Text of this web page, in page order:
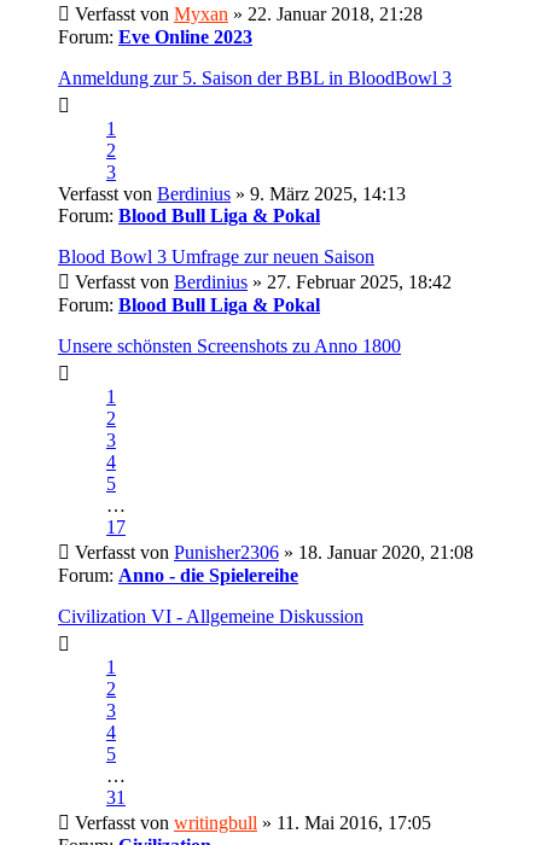
Verfasst von Myxan » 22. Januar 2018, 21:28
Forum: Eve Online 2023
Anmeldung zur 5. Saison der BBL in BloodBowl 3
1
2
3
Verfasst von Berdinius » 9. März 2025, 14:13
Forum: Blood Bull Liga & Pokal
Blood Bowl 3 Umfrage zur neuen Saison
Verfasst von Berdinius » 27. Februar 2025, 18:42
Forum: Blood Bull Liga & Pokal
Unsere schönsten Screenshots zu Anno 1800
1
2
3
4
5
…
17
Verfasst von Punisher2306 » 18. Januar 2020, 21:08
Forum: Anno - die Spielereihe
Civilization VI - Allgemeine Diskussion
1
2
3
4
5
…
31
Verfasst von writingbull » 11. Mai 2016, 17:05